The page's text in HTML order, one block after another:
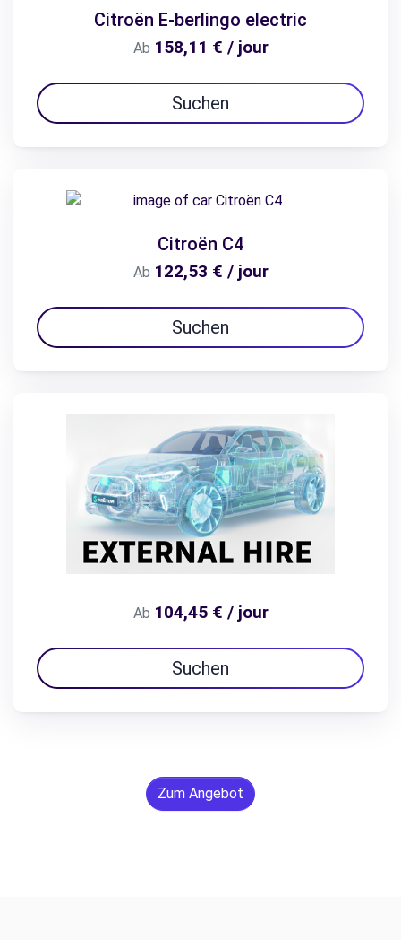
Citroën E-berlingo electric
Ab 158,11 € / jour
Suchen
Citroën C4
Ab 122,53 € / jour
Suchen
Ab 104,45 € / jour
Suchen
Zum Angebot